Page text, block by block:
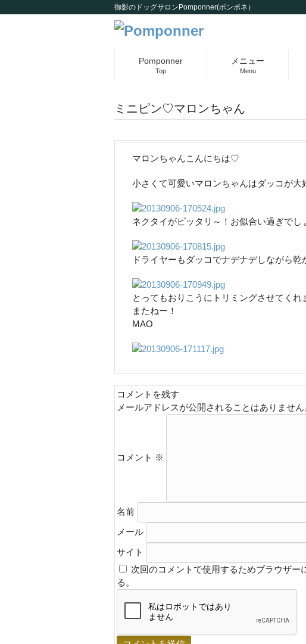
御影のドッグサロンPomponner(ポンポネ）
Pomponner
Top
メニュー
Menu
ミニピン♡マロンちゃん
マロンちゃんこんにちは♡
小さくて可愛いマロンちゃんはダッコが大
ネクタイがピッタリ～！お似合い過ぎで
ドライヤーもダッコでナデナデしながら乾
とってもおりこうにトリミングさせてくれ
またねー！
MAO
コメントを残す
メールアドレスが公開されることはありません
コメント ※
名前
メール
サイト
次回のコメントで使用するためブラウザ
る。